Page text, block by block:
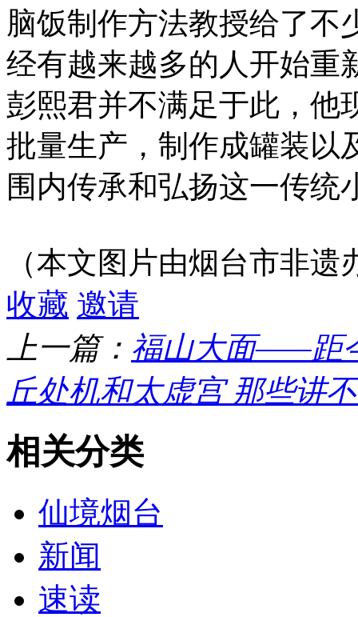
脑饭制作方法教授给了不
经有越来越多的人开始重
彭熙君并不满足于此，他
批量生产，制作成罐装以
围内传承和弘扬这一传统
（本文图片由烟台市非遗
收藏 邀请
上一篇： 福山大面——距
丘处机和太虚宫 那些讲
相关分类
仙境烟台
新闻
速读